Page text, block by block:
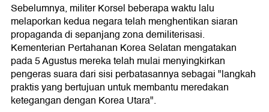
Sebelumnya, militer Korsel beberapa waktu lalu
melaporkan kedua negara telah menghentikan siaran
propaganda di sepanjang zona demiliterisasi.
Kementerian Pertahanan Korea Selatan mengatakan
pada 5 Agustus mereka telah mulai menyingkirkan
pengeras suara dari sisi perbatasannya sebagai "langkah
praktis yang bertujuan untuk membantu meredakan
ketegangan dengan Korea Utara".